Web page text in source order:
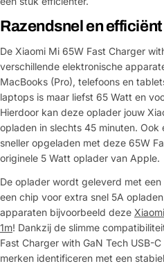
Razendsnel en efficiënt
De Xiaomi Mi 65W Fast Charger
verschillende elektronische
MacBooks (Pro), telefoons en
laptops is maar liefst 65 Watt en
Hierdoor kan deze oplader jouw
opladen in slechts 45 minuten. Ook
sneller opgeladen met deze 65W
originele 5 Watt oplader van Apple.
De oplader wordt geleverd met
een chip voor extra snel 5A
apparaten bijvoorbeeld deze
1m! Dankzij de slimme
Fast Charger with GaN Tech USB-
merken identificeren met een